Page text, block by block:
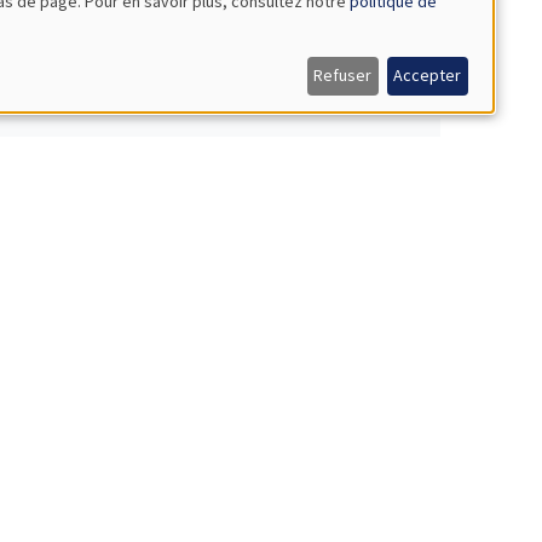
Refuser Accepter